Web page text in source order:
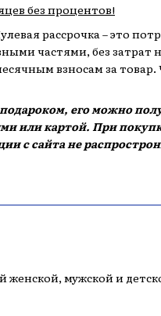
без процентов!
рассрочка – это
частями, без затрат
взносам за
его можно
или картой. При
с сайта не
мужской и